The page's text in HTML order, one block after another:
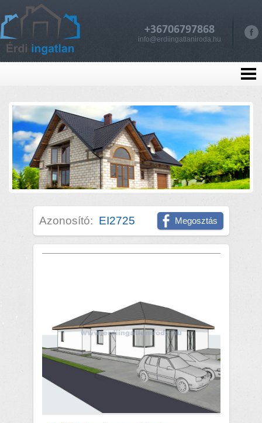
+36706797868
info@erdiingatlaniroda.hu
Azonosító: EI2725 Megosztás